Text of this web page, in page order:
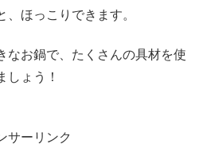
ほっこりできます。
なお鍋で、たくさんの具材を使
しょう！
サーリンク